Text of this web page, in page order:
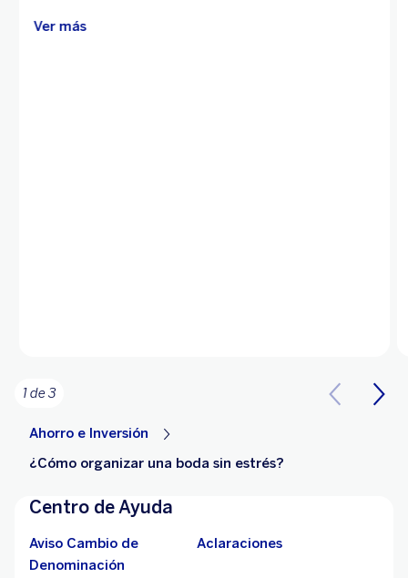
Ver más
1 de 3
Ahorro e Inversión
¿Cómo organizar una boda sin estrés?
Centro de Ayuda
Aviso Cambio de
Denominación
Aclaraciones